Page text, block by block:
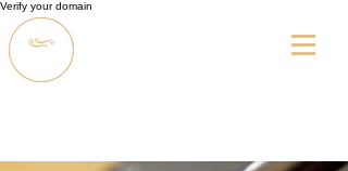
Verify your domain